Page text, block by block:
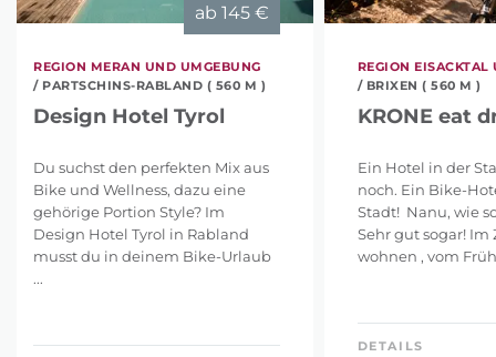
ab 145 €
REGION MERAN UND UMGEBUNG
/ PARTSCHINS-RABLAND ( 560 M )
Design Hotel Tyrol
Du suchst den perfekten Mix aus
Bike und Wellness, dazu eine
gehörige Portion Style? Im
Design Hotel Tyrol in Rabland
musst du in deinem Bike-Urlaub
...
REGION
/ BRIXEN ( 560 M )
KRONE eat
Ein Hotel in der
noch. Ein Bike-
Stadt! Nanu, wie
Sehr gut sogar! Im
wohnen , vom
DETAILS